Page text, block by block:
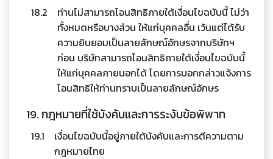
18.2
ท่านไม่สามารถโอนสิทธิภายใต้เงื่อนไขฉบับนี้ ไม่ว่า
ทั้งหมดหรือบางส่วน ให้แก่บุคคลอื่น เว้นแต่ได้รับ
ความยินยอมเป็นลายลักษณ์อักษรจากบริษัทฯ
ก่อน บริษัทสามารถโอนสิทธิภายใต้เงื่อนไขฉบับนี้
ให้แก่บุคคลภายนอกได้ โดยการบอกกล่าวแจ้งการ
โอนสิทธิให้ท่านทราบเป็นลายลักษณ์อักษร
19. กฎหมายที่ใช้บังคับและการระงับข้อพิพาท
19.1
เงื่อนไขฉบับนี้อยู่ภายใต้บังคับและการตีความตาม
กฎหมายไทย